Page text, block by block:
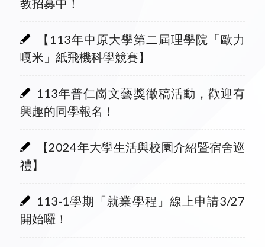
教招募中！
【113年中原大學第二屆理學院「歐力
嘎米」紙飛機科學競賽】
113年普仁崗文藝獎徵稿活動，歡迎有
興趣的同學報名！
【2024年大學生活與校園介紹暨宿舍巡
禮】
113-1學期「就業學程」線上申請3/27
開始囉！